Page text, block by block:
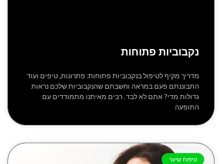
נקבוביות פתוחות
מדריך מקיף לטיפול בנקבוביות פתוחות: פתרונות, טיפים ועוד
התבוננתם פעם במראה וחשבתם שהנקבוביות שלכם נראות
גדולות מדי? אתם לא לבד. רבים מאיתנו מתמודדים עם
התופעה
טיפוח שיער